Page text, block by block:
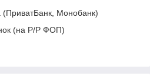
(ПриватБанк, Монобанк)
(на Р/Р ФОП)